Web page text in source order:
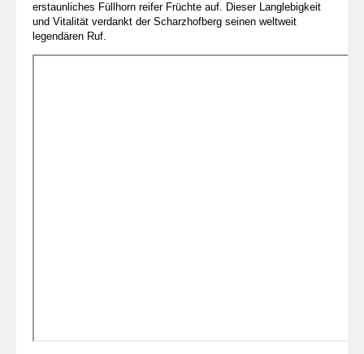
erstaunliches Füllhorn reifer Früchte auf. Dieser Langlebigkeit
und Vitalität verdankt der Scharzhofberg seinen weltweit
legendären Ruf.